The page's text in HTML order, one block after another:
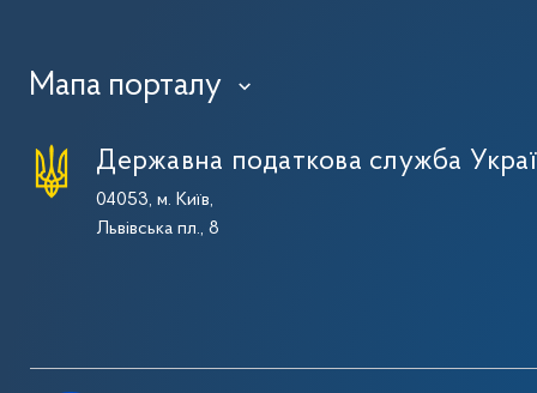
Мапа порталу ›
Державна податкова служба
04053, м. Київ,
Львівська пл., 8